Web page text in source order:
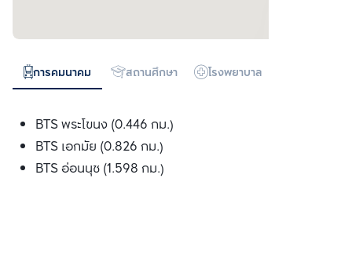
การคมนาคม สถานศึกษา โรงพยาบาล
BTS พระโขนง (0.446 กม.)
BTS เอกมัย (0.826 กม.)
BTS อ่อนนุช (1.598 กม.)